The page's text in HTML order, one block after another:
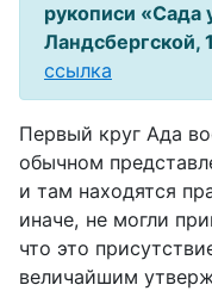
рукописи «Сада
Ландсбергской,
ссылка
Первый круг Ада
обычном
и там находятся
иначе, не могли
что это
величайшим